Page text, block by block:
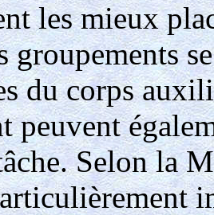
les mieux
groupements
du corps
peuvent
Selon la